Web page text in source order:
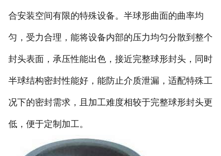
合安装空间有限的特殊设备。半球形曲面的曲率均
匀，受力合理，能将设备内部的压力均匀分散到整个
封头表面，承压性能出色，接近完整球形封头，同时
半球结构密封性能好，能防止介质泄漏，适配特殊工
况下的密封需求，且加工难度相较于完整球形封头更
低，便于定制加工。